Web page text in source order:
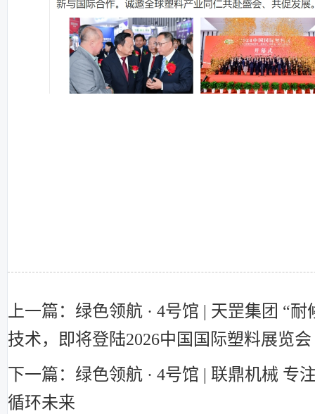
上一篇：绿色领航 · 4号馆 | 天罡集团 “
技术，即将登陆2026中国国际塑料展览会
下一篇：绿色领航 · 4号馆 | 联鼎机械 专
循环未来